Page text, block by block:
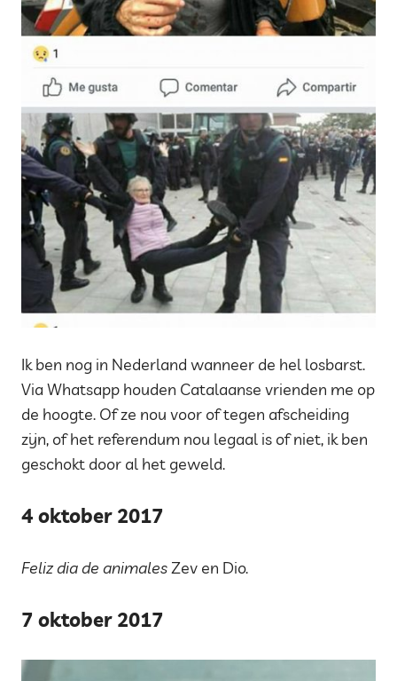
Ik ben nog in Nederland wanneer de hel losbarst.
Via Whatsapp houden Catalaanse vrienden me op
de hoogte. Of ze nou voor of tegen afscheiding
zijn, of het referendum nou legaal is of niet, ik ben
geschokt door al het geweld.
4 oktober 2017
Feliz dia de animalesZev en Dio.
7 oktober 2017